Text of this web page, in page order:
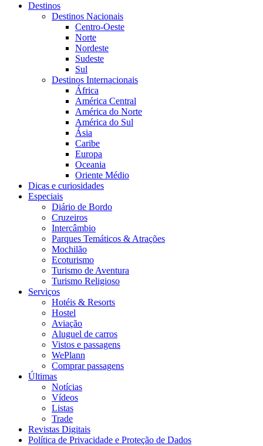
Destinos
Destinos Nacionais
Centro-Oeste
Norte
Nordeste
Sudeste
Sul
Destinos Internacionais
África
América Central
América do Norte
América do Sul
Ásia
Caribe
Europa
Oceania
Oriente Médio
Dicas e curiosidades
Especiais
Diário de Bordo
Cruzeiros
Intercâmbio
Parques Temáticos & Atrações
Mochilão
Ecoturismo
Turismo de Aventura
Turismo Religioso
Serviços
Hotéis & Resorts
Hostel
Aviação
Aluguel de carros
Vistos e passagens
WePlann
Comprar passagens
Últimas
Notícias
Vídeos
Listas
Trade
Revistas Digitais
Política de Privacidade e Proteção de Dados